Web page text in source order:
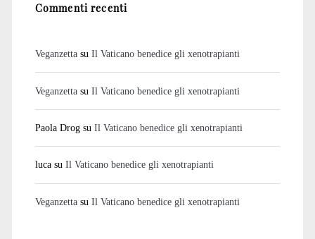
Commenti recenti
Veganzettasu Il Vaticano benedice gli xenotrapianti
Veganzettasu Il Vaticano benedice gli xenotrapianti
Paola Drogsu Il Vaticano benedice gli xenotrapianti
lucasu Il Vaticano benedice gli xenotrapianti
Veganzettasu Il Vaticano benedice gli xenotrapianti